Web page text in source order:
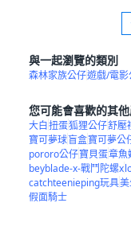
與一起瀏覽的類別
森林家族公仔遊戲/電影
您可能會喜歡的其
大白扭蛋狐狸公仔舒壓
寶可夢球盲盒寶可夢公
pororo公仔寶貝蛋章魚
beyblade-x-戰鬥陀螺x
catchteenieping玩具
假面騎士